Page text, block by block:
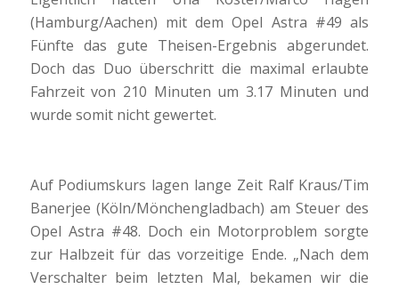
(Hamburg/Aachen) mit dem Opel Astra #49 als
Fünfte das gute Theisen-Ergebnis abgerundet.
Doch das Duo überschritt die maximal erlaubte
Fahrzeit von 210 Minuten um 3.17 Minuten und
wurde somit nicht gewertet.
Auf Podiumskurs lagen lange Zeit Ralf Kraus/Tim
Banerjee (Köln/Mönchengladbach) am Steuer des
Opel Astra #48. Doch ein Motorproblem sorgte
zur Halbzeit für das vorzeitige Ende. „Nach dem
Verschalter beim letzten Mal, bekamen wir die